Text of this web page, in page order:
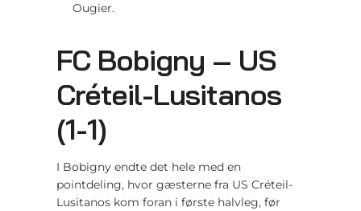
Ougier.
FC Bobigny – US
Créteil-Lusitanos
(1-1)
I Bobigny endte det hele med en
pointdeling, hvor gæsterne fra US Créteil-
Lusitanos kom foran i første halvleg, før